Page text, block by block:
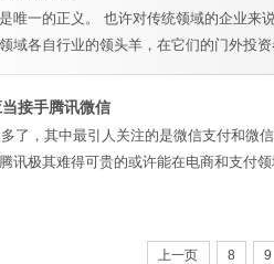
唯一的正义。 也许对传统领域的企业
域各自行业的领头羊，在它们的门外投
接手腾讯微信
了，其中最引人关注的是微信支付和微
讯极其难得可贵的或许能在电商和支付
上一页 8 9